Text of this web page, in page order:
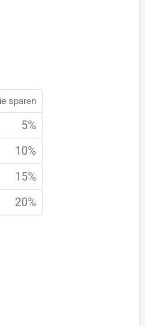
sparen
5%
10%
15%
20%